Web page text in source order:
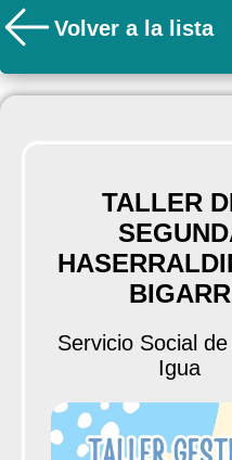
Volver a la lista
TALLER
Servicio Social
Igua